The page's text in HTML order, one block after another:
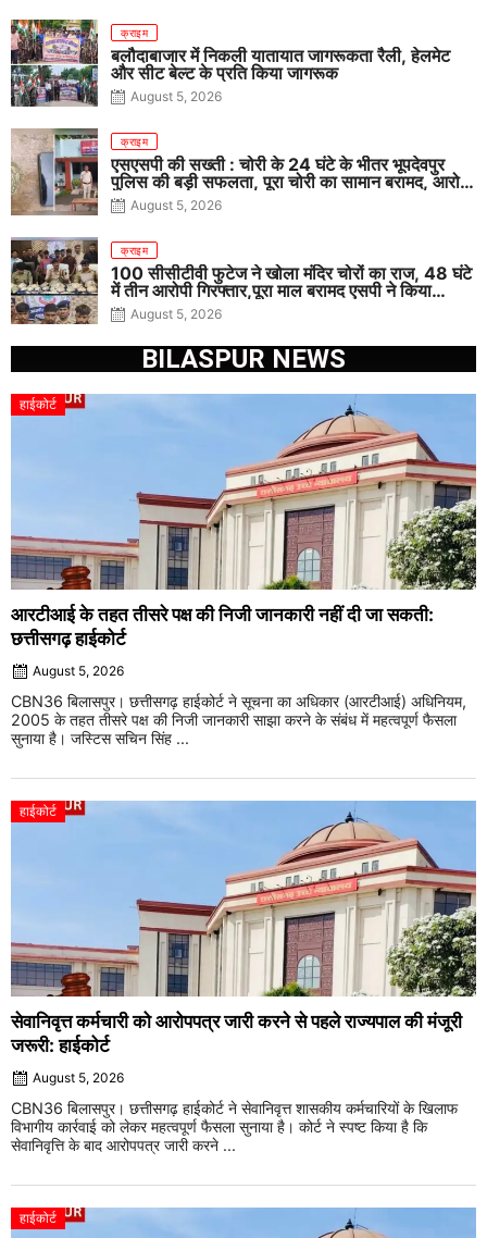
क्राइम
बलौदाबाजार में निकली यातायात जागरूकता रैली, हेलमेट
और सीट बेल्ट के प्रति किया जागरूक
August 5, 2026
क्राइम
एसएसपी की सख्ती : चोरी के 24 घंटे के भीतर भूपदेवपुर
पुलिस की बड़ी सफलता, पूरा चोरी का सामान बरामद, आरोपी
गिरफ्तार
August 5, 2026
क्राइम
100 सीसीटीवी फुटेज ने खोला मंदिर चोरों का राज, 48 घंटे
में तीन आरोपी गिरफ्तार,पूरा माल बरामद एसपी ने किया
खुलासा
August 5, 2026
BILASPUR NEWS
हाईकोर्ट
आरटीआई के तहत तीसरे पक्ष की निजी जानकारी नहीं दी जा सकती:
छत्तीसगढ़ हाईकोर्ट
August 5, 2026
CBN36 बिलासपुर। छत्तीसगढ़ हाईकोर्ट ने सूचना का अधिकार (आरटीआई) अधिनियम,
2005 के तहत तीसरे पक्ष की निजी जानकारी साझा करने के संबंध में महत्वपूर्ण फैसला
सुनाया है। जस्टिस सचिन सिंह ...
हाईकोर्ट
सेवानिवृत्त कर्मचारी को आरोपपत्र जारी करने से पहले राज्यपाल की मंजूरी
जरूरी: हाईकोर्ट
August 5, 2026
CBN36 बिलासपुर। छत्तीसगढ़ हाईकोर्ट ने सेवानिवृत्त शासकीय कर्मचारियों के खिलाफ
विभागीय कार्रवाई को लेकर महत्वपूर्ण फैसला सुनाया है। कोर्ट ने स्पष्ट किया है कि
सेवानिवृत्ति के बाद आरोपपत्र जारी करने ...
हाईकोर्ट